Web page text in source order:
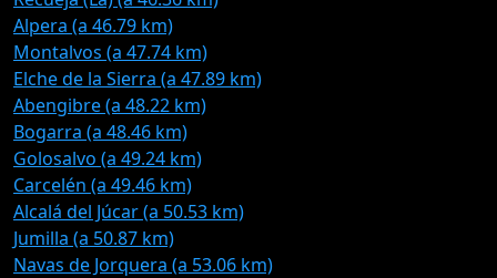
Alpera (a 46.79 km)
Montalvos (a 47.74 km)
Elche de la Sierra (a 47.89 km)
Abengibre (a 48.22 km)
Bogarra (a 48.46 km)
Golosalvo (a 49.24 km)
Carcelén (a 49.46 km)
Alcalá del Júcar (a 50.53 km)
Jumilla (a 50.87 km)
Navas de Jorquera (a 53.06 km)